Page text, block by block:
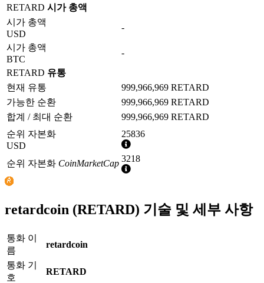
RETARD 시가 총액
시가 총액
USD
-
시가 총액
BTC
-
RETARD 유통
현재 유통
999,966,969 RETARD
가능한 순환
999,966,969 RETARD
합계 / 최대 순환
999,966,969 RETARD
순위 자본화
USD
25836
추
가
정
순위 자본화 CoinMarketCap 3218
추
보
retardcoin (RETARD) 기술 및 세부 사항
통화 이
름
retardcoin
통화 기
호
RETARD